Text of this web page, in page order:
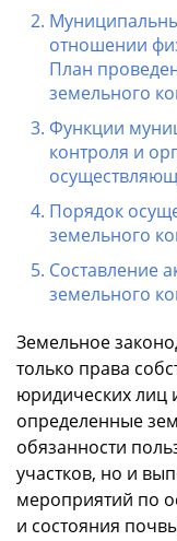
отношении
План
земельного
Функции
контроля и
Порядок
земельного
Составление
земельного
Земельное
только права
юридических лиц
определенные
обязанности
участков, но и
мероприятий по
и состояния